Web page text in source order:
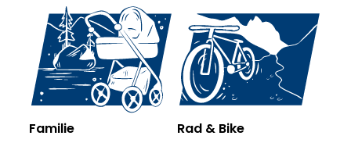
Familie Rad & Bike